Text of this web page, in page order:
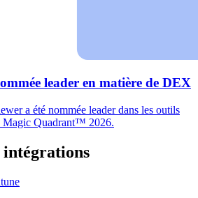
leader en matière de DEX
a été nommée leader dans les outils
Quadrant™ 2026.